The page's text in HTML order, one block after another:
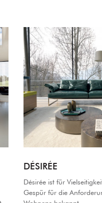
DÉSIRÉE
Désirée ist für
Gespür für die